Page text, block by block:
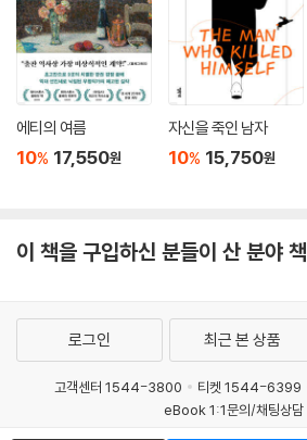
에티의 여름
10% 17,550원
자신을 죽인 남자
10% 15,750원
이 책을 구입하신 분들이 산 분야 책
로그인 최근 본 상품
고객센터 1544-3800 티켓 1544-6399
eBook 1:1문의/채팅상담